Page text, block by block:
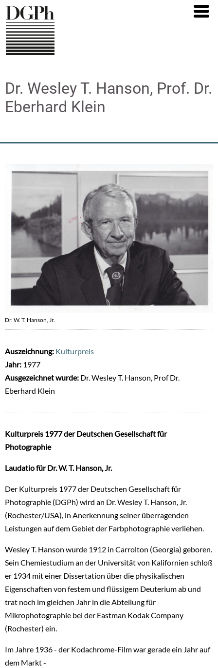
Direkt
zum
Inhalt
Dr. Wesley T. Hanson, Prof. Dr.
Eberhard Klein
Dr. W. T. Hanson, Jr.
Auszeichnung: Kulturpreis
Jahr: 1977
Ausgezeichnet wurde: Dr. Wesley T. Hanson, Prof Dr.
Eberhard Klein
Kulturpreis 1977 der Deutschen Gesellschaft für
Photographie
Laudatio für Dr. W. T. Hanson, Jr.
Der Kulturpreis 1977 der Deutschen Gesellschaft für
Photographie (DGPh) wird an Dr. Wesley T. Hanson, Jr.
(Rochester/USA), in Anerkennung seiner überragenden
Leistungen auf dem Gebiet der Farbphotographie verliehen.
Wesley T. Hanson wurde 1912 in Carrolton (Georgia) geboren.
Sein Chemiestudium an der Universität von Kalifornien schloß
er 1934 mit einer Dissertation über die physikalischen
Eigenschaften von festem und flüssigem Deuterium ab und
trat noch im gleichen Jahr in die Abteilung für
Mikrophotographie bei der Eastman Kodak Company
(Rochester) ein.
Im Jahre 1936 - der Kodachrome-Film war gerade ein Jahr auf
dem Markt -